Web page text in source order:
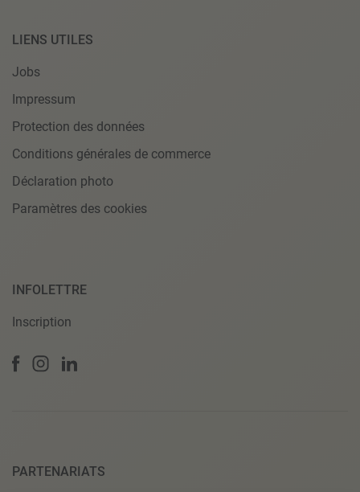
LIENS UTILES
Jobs
Impressum
Protection des données
Conditions générales de commerce
Déclaration photo
Paramètres des cookies
INFOLETTRE
Inscription
PARTENARIATS